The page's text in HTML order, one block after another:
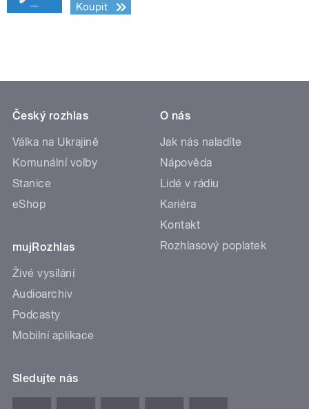
Koupit
Český rozhlas
Válka na Ukrajině
Komunální volby
Stanice
eShop
mujRozhlas
Živé vysílání
Audioarchiv
Podcasty
Mobilní aplikace
O nás
Jak nás naladíte
Nápověda
Lidé v rádiu
Kariéra
Kontakt
Rozhlasový poplatek
Sledujte nás